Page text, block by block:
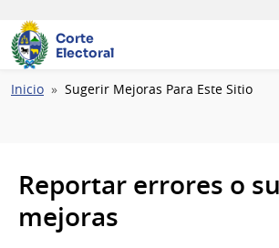
Corte
Electoral
Ruta
Inicio Sugerir Mejoras Para Este Sitio
Reportar errores o
mejoras